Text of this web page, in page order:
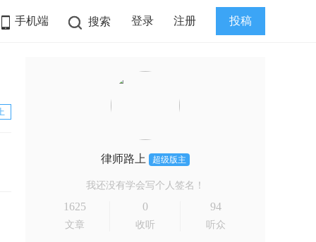
手机端 搜索 登录 注册 投稿
律师路上 超级版主
我还没有学会写个人签名！
1625
文章
0
收听
94
听众